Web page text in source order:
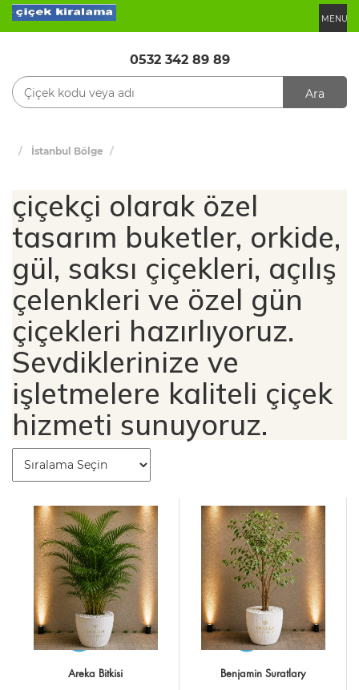
MENU
0532 342 89 89
Ara
İstanbul Bölge
çiçekçi olarak özel
tasarım buketler, orkide,
gül, saksı çiçekleri, açılış
çelenkleri ve özel gün
çiçekleri hazırlıyoruz.
Sevdiklerinize ve
işletmelere kaliteli çiçek
hizmeti sunuyoruz.
Areka Bitkisi Benjamin Suratlary